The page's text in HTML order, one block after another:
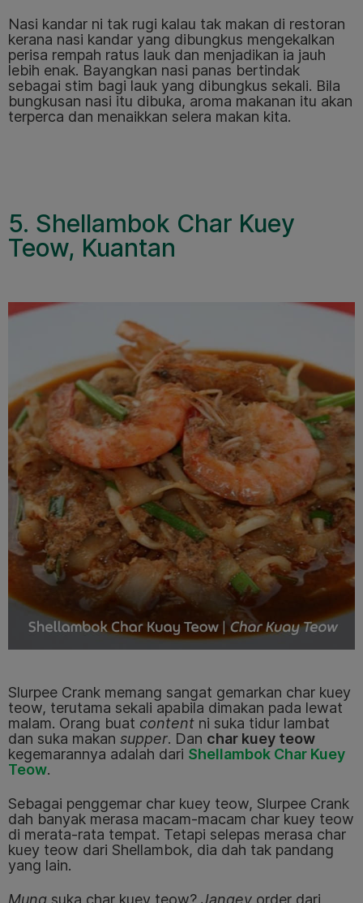
Nasi kandar ni tak rugi kalau tak makan di restoran
kerana nasi kandar yang dibungkus mengekalkan
perisa rempah ratus lauk dan menjadikan ia jauh
lebih enak. Bayangkan nasi panas bertindak
sebagai stim bagi lauk yang dibungkus sekali. Bila
bungkusan nasi itu dibuka, aroma makanan itu akan
terperca dan menaikkan selera makan kita.
5. Shellambok Char Kuey
Teow, Kuantan
Slurpee Crank memang sangat gemarkan char kuey
teow, terutama sekali apabila dimakan pada lewat
malam. Orang buat content ni suka tidur lambat
dan suka makan supper. Dan char kuey teow
kegemarannya adalah dari Shellambok Char Kuey
Teow.
Sebagai penggemar char kuey teow, Slurpee Crank
dah banyak merasa macam-macam char kuey teow
di merata-rata tempat. Tetapi selepas merasa char
kuey teow dari Shellambok, dia dah tak pandang
yang lain.
Mung suka char kuey teow? Jangey order dari